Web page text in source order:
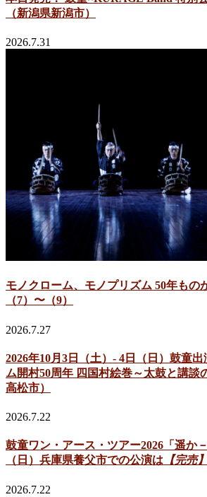
（新潟県新潟市）
2026.7.31
モノクローム、モノプリズム 50年もの
（7）〜（9）
2026.7.27
2026年10月3日（土）- 4日（日）鼓童
ム開村50周年 四国村絵巻～太鼓と講談
高松市）
2026.7.22
鼓童ワン・アース・ツアー2026「遥か
（日）兵庫県養父市での公演は 【完売】
2026.7.22